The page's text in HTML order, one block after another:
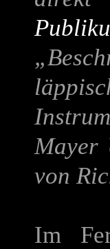
Mayer
von
Im